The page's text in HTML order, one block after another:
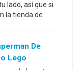
lado, así que si
la tienda de
De
Lego